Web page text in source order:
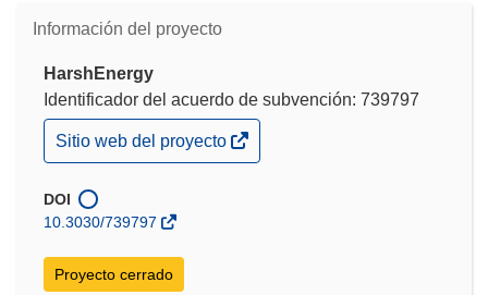
Información del proyecto
HarshEnergy
Identificador del acuerdo de subvención: 739797
(se
abrirá
una
nueva
Sitio web del proyecto
DOI
10.3030/739797
Proyecto cerrado